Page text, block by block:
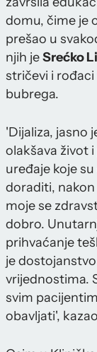
domu, čime je
prešao u
njih jeSrećko
stričevi i
bubrega.
'Dijaliza, jasno
olakšava život
uređaje koje
doraditi,
moje se
dobro.
prihvaćanje
je
vrijednostima.
svim
obavljati',